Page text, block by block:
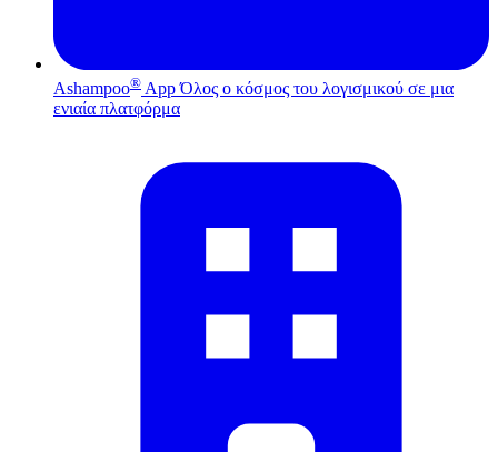
Ashampoo® App Όλος ο κόσμος του λογισμικού σε μια
ενιαία πλατφόρμα